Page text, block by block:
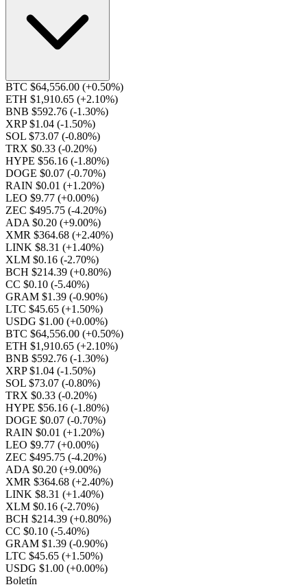
BTC $64,556.00 (+0.50%)
ETH $1,910.65 (+2.10%)
BNB $592.76 (-1.30%)
XRP $1.04 (-1.50%)
SOL $73.07 (-0.80%)
TRX $0.33 (-0.20%)
HYPE $56.16 (-1.80%)
DOGE $0.07 (-0.70%)
RAIN $0.01 (+1.20%)
LEO $9.77 (+0.00%)
ZEC $495.75 (-4.20%)
ADA $0.20 (+9.00%)
XMR $364.68 (+2.40%)
LINK $8.31 (+1.40%)
XLM $0.16 (-2.70%)
BCH $214.39 (+0.80%)
CC $0.10 (-5.40%)
GRAM $1.39 (-0.90%)
LTC $45.65 (+1.50%)
USDG $1.00 (+0.00%)
BTC $64,556.00 (+0.50%)
ETH $1,910.65 (+2.10%)
BNB $592.76 (-1.30%)
XRP $1.04 (-1.50%)
SOL $73.07 (-0.80%)
TRX $0.33 (-0.20%)
HYPE $56.16 (-1.80%)
DOGE $0.07 (-0.70%)
RAIN $0.01 (+1.20%)
LEO $9.77 (+0.00%)
ZEC $495.75 (-4.20%)
ADA $0.20 (+9.00%)
XMR $364.68 (+2.40%)
LINK $8.31 (+1.40%)
XLM $0.16 (-2.70%)
BCH $214.39 (+0.80%)
CC $0.10 (-5.40%)
GRAM $1.39 (-0.90%)
LTC $45.65 (+1.50%)
USDG $1.00 (+0.00%)
Boletín